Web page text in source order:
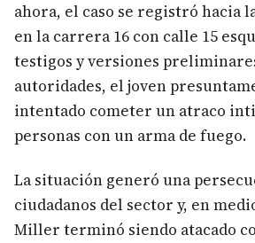
ahora, el caso se registró hacia
en la carrera 16 con calle 15
testigos y versiones
autoridades, el joven
intentado cometer un atraco
personas con un arma de fuego.
La situación generó una
ciudadanos del sector y, en
Miller terminó siendo atacado